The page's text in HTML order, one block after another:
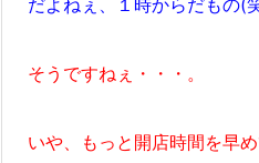
だよねぇ、１時からだもの(
そうですねぇ・・・。
いや、もっと開店時間を早